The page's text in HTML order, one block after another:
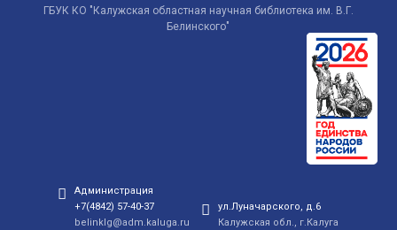
ГБУК КО "Калужская областная научная библиотека им. В.Г.
Белинского"
Администрация
+7(4842) 57-40-37
belinklg@adm.kaluga.ru
ул.Луначарского, д.6
Калужская обл., г.Калуга